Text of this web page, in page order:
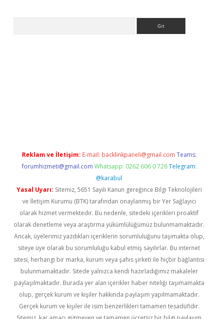
Reklam ve İletişim: E-mail: backlinkpaneli@gmail.com Teams:
forumhizmeti@gmail.com Whatsapp: 0262 606 0 726 Telegram:
@karabul
Yasal Uyarı: Sitemiz, 5651 Sayılı Kanun gereğince Bilgi Teknolojileri
ve İletişim Kurumu (BTK) tarafından onaylanmış bir Yer Sağlayıcı
olarak hizmet vermektedir. Bu nedenle, sitedeki içerikleri proaktif
olarak denetleme veya araştırma yükümlülüğümüz bulunmamaktadır.
Ancak, üyelerimiz yazdıkları içeriklerin sorumluluğunu taşımakta olup,
siteye üye olarak bu sorumluluğu kabul etmiş sayılırlar. Bu internet
sitesi, herhangi bir marka, kurum veya şahıs şirketi ile hiçbir bağlantısı
bulunmamaktadır. Sitede yalnızca kendi hazırladığımız makaleler
paylaşılmaktadır. Burada yer alan içerikler haber niteliği taşımamakta
olup, gerçek kurum ve kişiler hakkında paylaşım yapılmamaktadır.
Gerçek kurum ve kişiler ile isim benzerlikleri tamamen tesadüfidir.